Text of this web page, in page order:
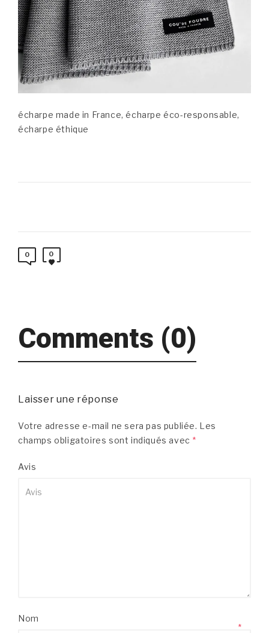
écharpe made in France, écharpe éco-responsable,
écharpe éthique
0 0
Comments (0)
Laisser une réponse
Votre adresse e-mail ne sera pas publiée. Les
champs obligatoires sont indiqués avec *
Avis
Nom
*